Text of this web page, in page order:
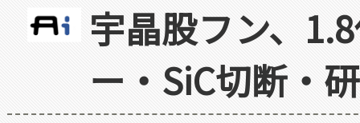
宇晶股フン、
ー・SiC切断・